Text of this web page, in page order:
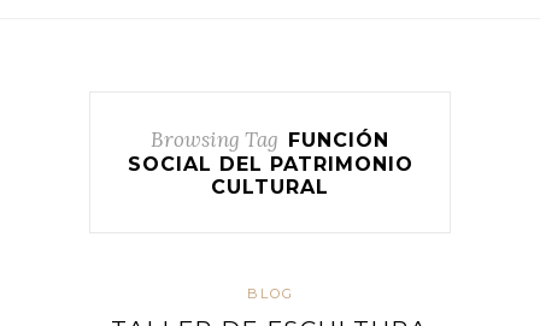
Browsing Tag
FUNCIÓN
SOCIAL DEL PATRIMONIO
CULTURAL
BLOG